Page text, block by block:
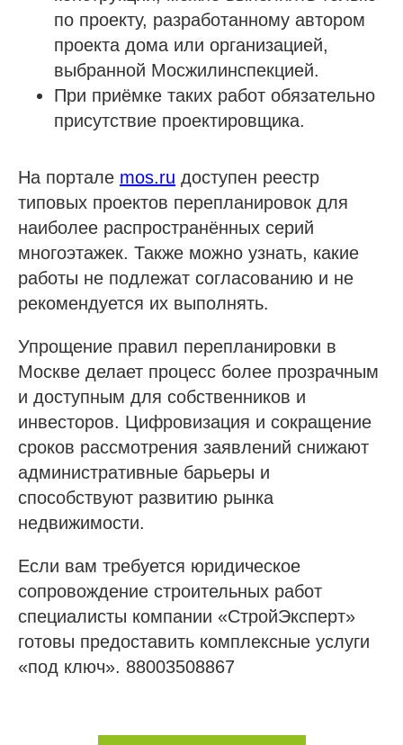
по проекту, разработанному автором
проекта дома или организацией,
выбранной Мосжилинспекцией.
При приёмке таких работ обязательно
присутствие проектировщика.
На портале mos.ru доступен реестр
типовых проектов перепланировок для
наиболее распространённых серий
многоэтажек. Также можно узнать, какие
работы не подлежат согласованию и не
рекомендуется их выполнять.
Упрощение правил перепланировки в
Москве делает процесс более прозрачным
и доступным для собственников и
инвесторов. Цифровизация и сокращение
сроков рассмотрения заявлений снижают
административные барьеры и
способствуют развитию рынка
недвижимости.
Если вам требуется юридическое
сопровождение строительных работ
специалисты компании «СтройЭксперт»
готовы предоставить комплексные услуги
«под ключ». 88003508867